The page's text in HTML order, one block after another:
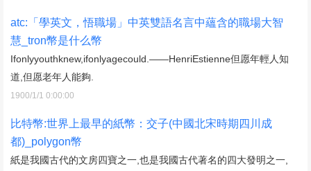
atc:「學英文，悟職場」中英雙語名言中蘊含的職場大智
慧_tron幣是什么幣
Ifonlyyouthknew,ifonlyagecould.——HenriEstienne但愿年輕人知
道,但愿老年人能夠.
1900/1/1 0:00:00
比特幣:世界上最早的紙幣：交子(中國北宋時期四川成
都)_polygon幣
紙是我國古代的文房四寶之一,也是我國古代著名的四大發明之一,